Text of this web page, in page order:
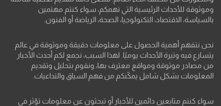
وموثوقة للأحداث الرئيسية التي تهمكم، سواء كنتم مهتمين
بالسياسة، الاقتصاد، التكنولوجيا، الصحة، الرياضة أو الفنون.
نحن نتفهم أهمية الحصول على معلومات دقيقة وموثوقة في عالم
يتسارع فيه وتيرة الأحداث يوميًا. لهذا السبب، نجمع لكم أحدث الأخبار
من مصادر موثوقة ومواقع معترف بها، ونقوم بتحليل وتقديم
المعلومات بشكل شامل يمكّنكم من فهم السياق والتداعيات.
سواء كنتم متابعين دائمين للأخبار أو تبحثون عن معلومات تؤثر في